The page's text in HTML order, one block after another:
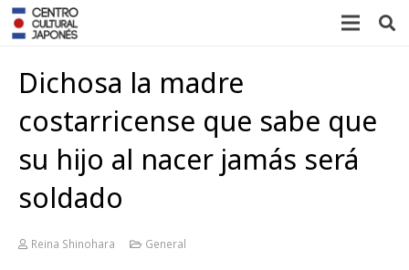
Dichosa la madre
costarricense que sabe que
su hijo al nacer jamás será
soldado
Reina Shinohara General